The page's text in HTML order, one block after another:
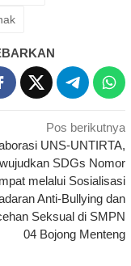
Pos berikutnya
UNS-UNTIRTA,
SDGs Nomor
melalui Sosialisasi
Anti-Bullying dan
Seksual di SMPN
04 Bojong Menteng